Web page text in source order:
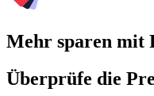
Mehr sparen mit
Überprüfe die